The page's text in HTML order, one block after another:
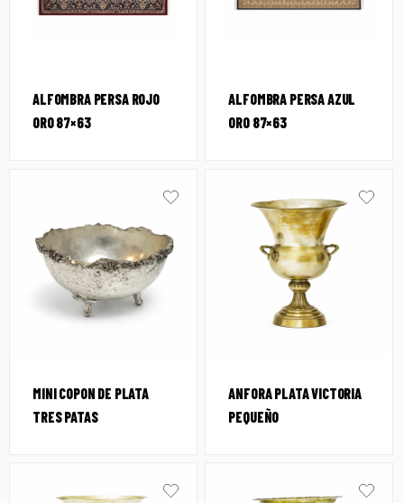
ALFOMBRA PERSA ROJO
ORO 87×63
ALFOMBRA PERSA AZUL
ORO 87×63
MINI COPON DE PLATA
TRES PATAS
ANFORA PLATA VICTORIA
PEQUEÑO